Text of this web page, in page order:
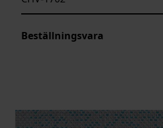
Beställningsvara